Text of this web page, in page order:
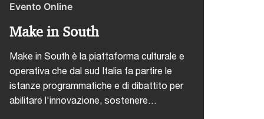
Evento Online
Make in South
Make in South è la piattaforma culturale e
operativa che dal sud Italia fa partire le
istanze programmatiche e di dibattito per
abilitare l'innovazione, sostenere